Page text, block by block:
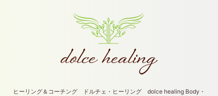
ヒーリング＆コーチング ドルチェ・ヒーリング dolce healing Body・